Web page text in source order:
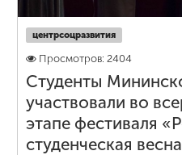
центрсоцразвития
Просмотров: 2404
Студенты
участвовали во
этапе фестиваля
студенческая